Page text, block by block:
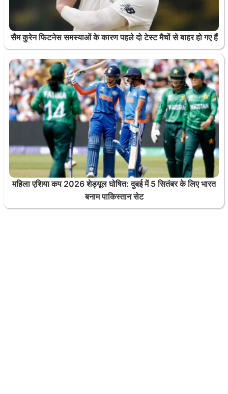
सैम कुरेन फिटनेस समस्याओं के कारण पहले दो टेस्ट मैचों से बाहर हो गए हैं
महिला एशिया कप 2026 शेड्यूल घोषित: दुबई में 5 सितंबर के लिए भारत
बनाम पाकिस्तान सेट